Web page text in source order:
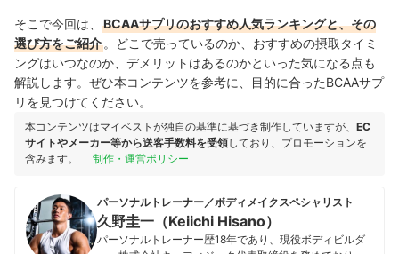
そこで今回は、
BCAAサプリのおすすめ人気ランキングと、その
選び方をご紹介 。どこで売っているのか、おすすめの摂取タイミ
ングはいつなのか、デメリットはあるのかといった気になる点も
解説します。ぜひ本コンテンツを参考に、目的に合ったBCAAサプ
リを見つけてください。
本コンテンツはマイベストが独自の基準に基づき制作していますが、 EC
サイトやメーカー等から送客手数料を受領しており、プロモーションを
含みます。
制作・運営ポリシー
パーソナルトレーナー／ボディメイクスペシャリスト
久野圭一（Keiichi Hisano）
パーソナルトレーナー歴18年であり、現役ボディビルダ